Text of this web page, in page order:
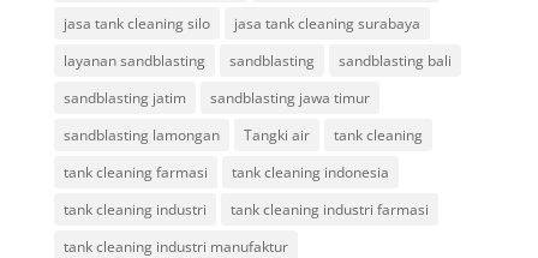
jasa tank cleaning silo
jasa tank cleaning surabaya
layanan sandblasting
sandblasting
sandblasting bali
sandblasting jatim
sandblasting jawa timur
sandblasting lamongan
Tangki air
tank cleaning
tank cleaning farmasi
tank cleaning indonesia
tank cleaning industri
tank cleaning industri farmasi
tank cleaning industri manufaktur